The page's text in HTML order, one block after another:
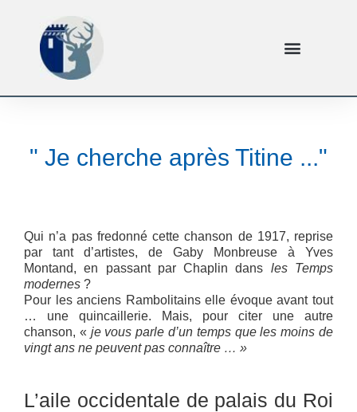
" Je cherche après Titine ..."
Qui n’a pas fredonné cette chanson de 1917, reprise
par tant d’artistes, de Gaby Monbreuse à Yves
Montand, en passant par Chaplin dans les Temps
modernes ?
Pour les anciens Rambolitains elle évoque avant tout
… une quincaillerie. Mais, pour citer une autre
chanson, « je vous parle d’un temps que les moins de
vingt ans ne peuvent pas connaître … »
L’aile occidentale de palais du Roi